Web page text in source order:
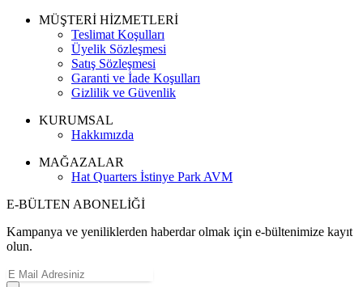
MÜŞTERİ HİZMETLERİ
Teslimat Koşulları
Üyelik Sözleşmesi
Satış Sözleşmesi
Garanti ve İade Koşulları
Gizlilik ve Güvenlik
KURUMSAL
Hakkımızda
MAĞAZALAR
Hat Quarters İstinye Park AVM
E-BÜLTEN ABONELİĞİ
Kampanya ve yeniliklerden haberdar olmak için e-bültenimize kayıt
olun.